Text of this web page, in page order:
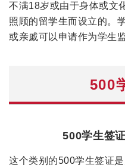
不满18岁或由于身体或文
照顾的留学生而设立的。
或亲戚可以申请作为学生
500
500学生签
这个类别的500学生签证